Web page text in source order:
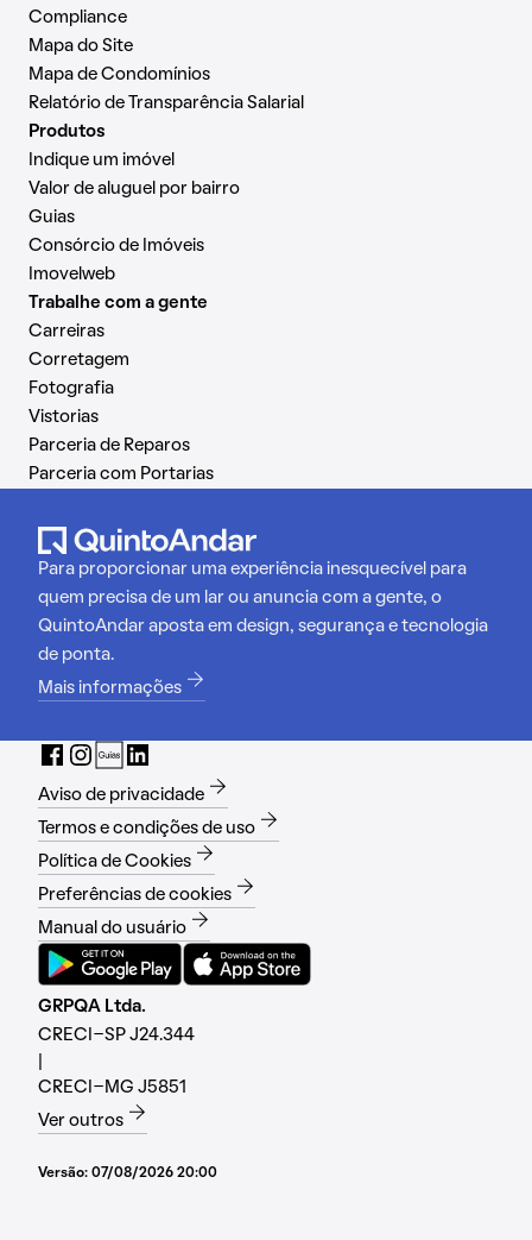
Compliance
Mapa do Site
Mapa de Condomínios
Relatório de Transparência Salarial
Produtos
Indique um imóvel
Valor de aluguel por bairro
Guias
Consórcio de Imóveis
Imovelweb
Trabalhe com a gente
Carreiras
Corretagem
Fotografia
Vistorias
Parceria de Reparos
Parceria com Portarias
Para proporcionar uma experiência inesquecível para
quem precisa de um lar ou anuncia com a gente, o
QuintoAndar aposta em design, segurança e tecnologia
de ponta.
Mais informações
Aviso de privacidade
Termos e condições de uso
Política de Cookies
Preferências de cookies
Manual do usuário
GRPQA Ltda.
CRECI-SP J24.344
CRECI-MG J5851
Ver outros
Versão: 07/08/2026 20:00